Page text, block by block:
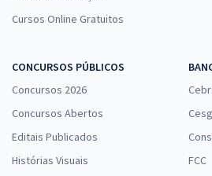
Cursos Online Gratuitos
CONCURSOS PÚBLICOS
Concursos 2026
Concursos Abertos
Editais Publicados
Histórias Visuais
FCC